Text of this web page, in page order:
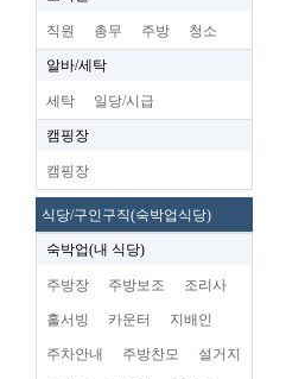
직원 총무 주방 청소
알바/세탁
세탁 일당/시급
캠핑장
캠핑장
식당/구인구직(숙박업식당)
숙박업(내 식당)
주방장 주방보조 조리사
홀서빙 카운터 지배인
주차안내 주방찬모 설거지